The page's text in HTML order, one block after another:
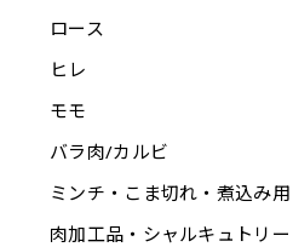
ロース
ヒレ
モモ
バラ肉/カルビ
ミンチ・こま切れ・煮込み用
肉加工品・シャルキュトリー